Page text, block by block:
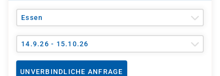
Essen
14.9.26 - 15.10.26
UNVERBINDLICHE ANFRAGE